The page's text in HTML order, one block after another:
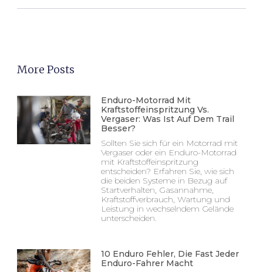
More Posts
Enduro-Motorrad Mit
Kraftstoffeinspritzung Vs.
Vergaser: Was Ist Auf Dem Trail
Besser?
Sollten Sie sich für ein Motorrad mit
Vergaser oder ein Enduro-Motorrad
mit Kraftstoffeinspritzung
entscheiden? Erfahren Sie, wie sich
die beiden Systeme in Bezug auf
Startverhalten, Gasannahme,
Kraftstoffverbrauch, Wartung und
Leistung in wechselndem Gelände
unterscheiden.
10 Enduro Fehler, Die Fast Jeder
Enduro-Fahrer Macht